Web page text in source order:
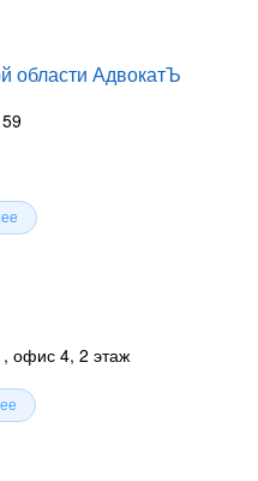
области АдвокатЪ
, офис 4, 2 этаж